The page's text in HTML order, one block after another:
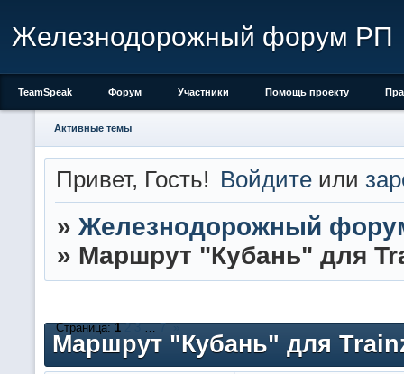
Железнодорожный форум РП
TeamSpeak Форум Участники Помощь проекту
Активные темы
Привет, Гость! Войдите или
» Железнодорожный
» Маршрут "Кубань" для
Маршрут "Кубань" для
Страница:1 2 3 … 7 »